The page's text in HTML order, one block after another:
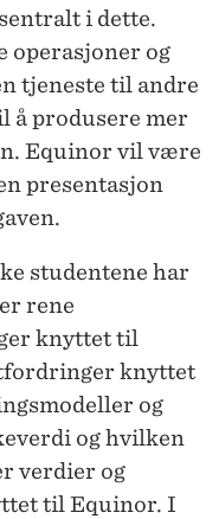
i dette.
operasjoner og
tjeneste til andre
å produsere mer
Equinor vil være
presentasjon
studentene har
rene
knyttet til
knyttet
og
og hvilken
verdier og
til Equinor. I